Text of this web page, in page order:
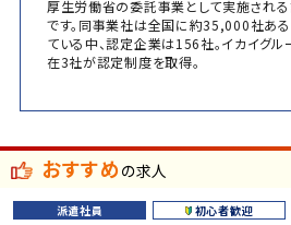
厚生労働省の委託事業として実施され
です。同事業社は全国に約35,000社あ
ている中、認定企業は156社。イカイグル
在3社が認定制度を取得。
おすすめの求人
派遣社員 初心者歓迎